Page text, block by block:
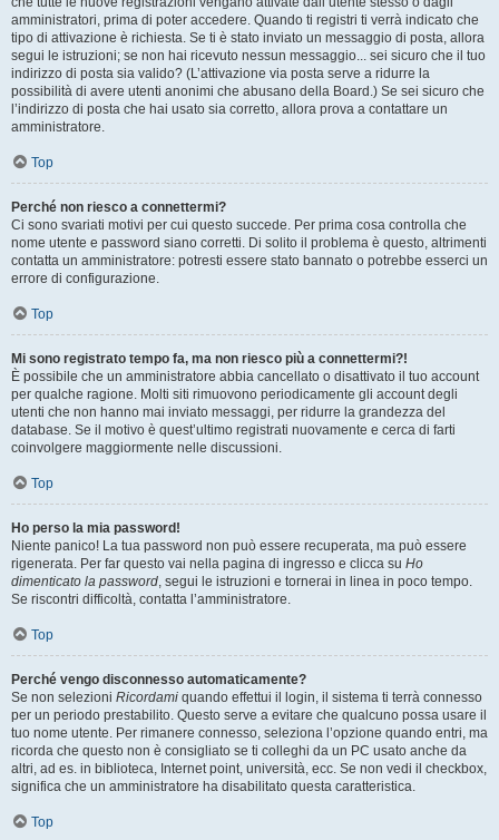
amministratori, prima di poter accedere. Quando ti registri ti verrà indicato che
tipo di attivazione è richiesta. Se ti è stato inviato un messaggio di posta, allora
segui le istruzioni; se non hai ricevuto nessun messaggio... sei sicuro che il tuo
indirizzo di posta sia valido? (L’attivazione via posta serve a ridurre la
possibilità di avere utenti anonimi che abusano della Board.) Se sei sicuro che
l’indirizzo di posta che hai usato sia corretto, allora prova a contattare un
amministratore.
Top
Perché non riesco a connettermi?
Ci sono svariati motivi per cui questo succede. Per prima cosa controlla che
nome utente e password siano corretti. Di solito il problema è questo, altrimenti
contatta un amministratore: potresti essere stato bannato o potrebbe esserci un
errore di configurazione.
Top
Mi sono registrato tempo fa, ma non riesco più a connettermi?!
È possibile che un amministratore abbia cancellato o disattivato il tuo account
per qualche ragione. Molti siti rimuovono periodicamente gli account degli
utenti che non hanno mai inviato messaggi, per ridurre la grandezza del
database. Se il motivo è quest’ultimo registrati nuovamente e cerca di farti
coinvolgere maggiormente nelle discussioni.
Top
Ho perso la mia password!
Niente panico! La tua password non può essere recuperata, ma può essere
rigenerata. Per far questo vai nella pagina di ingresso e clicca su Ho
dimenticato la password, segui le istruzioni e tornerai in linea in poco tempo.
Se riscontri difficoltà, contatta l’amministratore.
Top
Perché vengo disconnesso automaticamente?
Se non selezioni Ricordami quando effettui il login, il sistema ti terrà connesso
per un periodo prestabilito. Questo serve a evitare che qualcuno possa usare il
tuo nome utente. Per rimanere connesso, seleziona l’opzione quando entri, ma
ricorda che questo non è consigliato se ti colleghi da un PC usato anche da
altri, ad es. in biblioteca, Internet point, università, ecc. Se non vedi il checkbox,
significa che un amministratore ha disabilitato questa caratteristica.
Top